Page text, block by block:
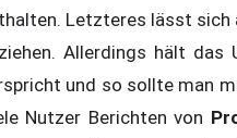
Letzteres lässt sich
Allerdings hält
und so sollte man
Nutzer Berichten von